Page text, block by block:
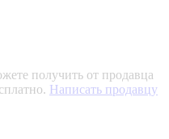
получить от продавца
Написать продавцу